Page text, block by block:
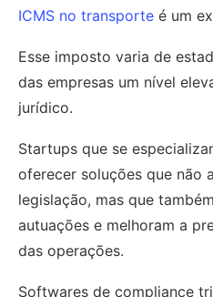
ICMS no transporte é um
Esse imposto varia de
das empresas um nível
jurídico.
Startups que se
oferecer soluções que não
legislação, mas que
autuações e melhoram a
das operações.
Softwares de compliance